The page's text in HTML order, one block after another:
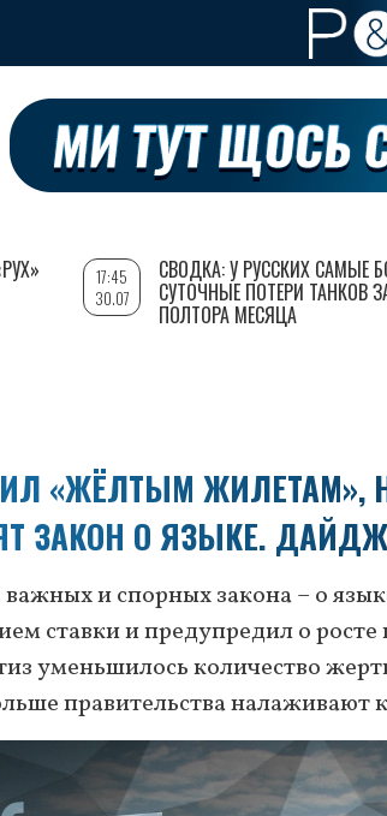
«ЖЁЛТЫМ ЖИЛЕТАМ»,
ЗАКОН О ЯЗЫКЕ.
и спорных закона – о
ставки и предупредил о
уменьшилось количество
правительства налаживают
17:45
30.07
СВОДКА: У РУССКИХ САМЫЕ
СУТОЧНЫЕ ПОТЕРИ ТАНКОВ
ПОЛТОРА МЕСЯЦА